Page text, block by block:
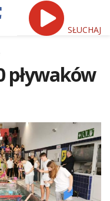
SŁUCHAJ
pływaków